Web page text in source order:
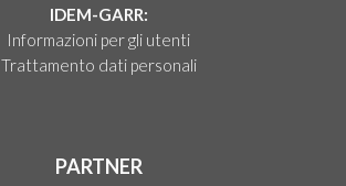
IDEM-GARR:
Informazioni per gli utenti
Trattamento dati personali
PARTNER